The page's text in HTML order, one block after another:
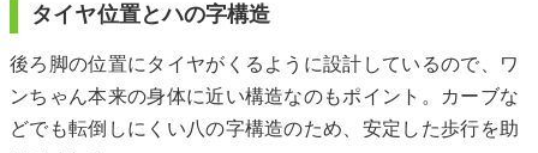
タイヤ位置とハの字構造
後ろ脚の位置にタイヤがくるように設計しているので、ワ
ンちゃん本来の身体に近い構造なのもポイント。カーブな
どでも転倒しにくい八の字構造のため、安定した歩行を助